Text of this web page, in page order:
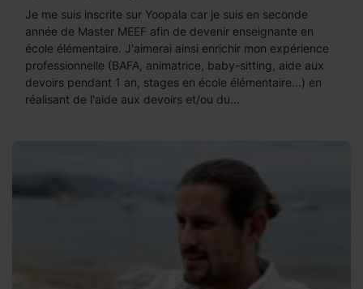
Je me suis inscrite sur Yoopala car je suis en seconde
année de Master MEEF afin de devenir enseignante en
école élémentaire. J'aimerai ainsi enrichir mon expérience
professionnelle (BAFA, animatrice, baby-sitting, aide aux
devoirs pendant 1 an, stages en école élémentaire...) en
réalisant de l'aide aux devoirs et/ou du...